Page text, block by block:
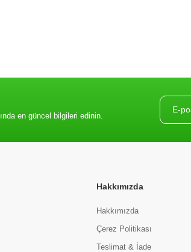
en güncel bilgileri edinin.
Hakkımızda
Hakkımızda
Çerez Politikası
Teslimat & İade